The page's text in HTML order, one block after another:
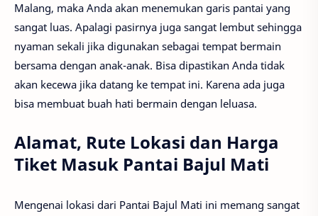
Malang, maka Anda akan menemukan garis pantai yang
sangat luas. Apalagi pasirnya juga sangat lembut sehingga
nyaman sekali jika digunakan sebagai tempat bermain
bersama dengan anak-anak. Bisa dipastikan Anda tidak
akan kecewa jika datang ke tempat ini. Karena ada juga
bisa membuat buah hati bermain dengan leluasa.
Alamat, Rute Lokasi dan Harga
Tiket Masuk Pantai Bajul Mati
Mengenai lokasi dari Pantai Bajul Mati ini memang sangat